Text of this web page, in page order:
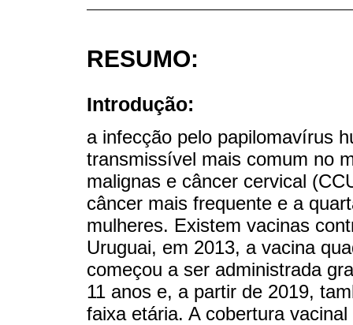
RESUMO:
Introdução:
a infecção pelo papilomavírus
transmissível mais comum no
malignas e câncer cervical
câncer mais frequente e a
mulheres. Existem vacinas
Uruguai, em 2013, a vacina
começou a ser administrada
11 anos e, a partir de 2019,
faixa etária. A cobertura